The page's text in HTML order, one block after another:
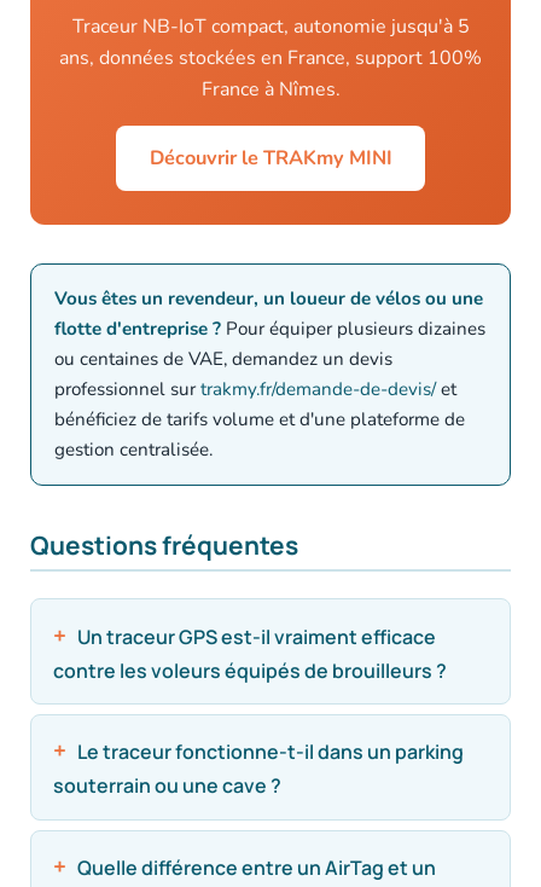
Traceur NB-IoT compact, autonomie jusqu'à 5
ans, données stockées en France, support 100%
France à Nîmes.
Découvrir le TRAKmy MINI
Vous êtes un revendeur, un loueur de vélos ou une
flotte d'entreprise ? Pour équiper plusieurs dizaines
ou centaines de VAE, demandez un devis
professionnel surtrakmy.fr/demande-de-devis/et
bénéficiez de tarifs volume et d'une plateforme de
gestion centralisée.
Questions fréquentes
Un traceur GPS est-il vraiment efficace
contre les voleurs équipés de brouilleurs ?
Le traceur fonctionne-t-il dans un parking
souterrain ou une cave ?
Quelle différence entre un AirTag et un